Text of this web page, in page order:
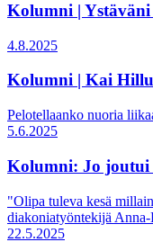
Kolumni |
4.8.2025
Kolumni | Kai
Pelotellaanko nuoria
5.6.2025
Kolumni: Jo joutui
"Olipa tuleva kesä
diakoniatyöntekijä
22.5.2025